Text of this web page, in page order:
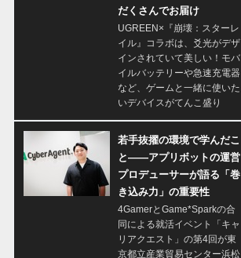
だくさんでお届け
UGREEN×『崩壊：スターレ
イル』コラボは、爻光がデザ
インされていて美しい！モバ
イルバッテリーや急速充電器
など、ゲームと一緒に使いた
いデバイスがてんこ盛り
若手抜擢の環境で学んだこ
と――アプリボットの運営
プロデューサーが語る「巻
き込み力」の重要性
4GamerとGame*Sparkの合
同による就活イベント「キャ
リアクエスト」の第4回が東
京都立産業貿易センター浜松